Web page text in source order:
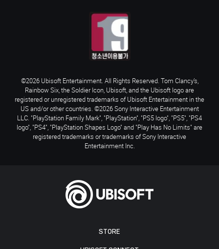
STORE
©2026 Ubisoft Entertainment. All Rights Reserved. Tom Clancy’s,
Rainbow Six, the Soldier Icon, Ubisoft, and the Ubisoft logo are
registered or unregistered trademarks of Ubisoft Entertainment in the
US and/or other countries. ©2026 Sony Interactive Entertainment
LLC. "PlayStation Family Mark", "PlayStation", "PS5 logo", "PS5", "PS4
logo", "PS4", "PlayStation Shapes Logo" and "Play Has No Limits" are
registered trademarks or trademarks of Sony Interactive
Entertainment Inc.